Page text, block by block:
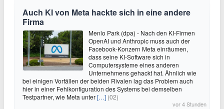
Auch KI von Meta hackte sich in eine andere
Firma
Menlo Park (dpa) - Nach den KI-Firmen
OpenAI und Anthropic muss auch der
Facebook-Konzern Meta einräumen,
dass seine KI-Software sich in
Computersysteme eines anderen
Unternehmens gehackt hat. Ähnlich wie
bei einigen Vorfällen der beiden Rivalen lag das Problem auch
hier in einer Fehlkonfiguration des Systems bei demselben
Testpartner, wie Meta unter[…] (02)
vor 4 Stunden